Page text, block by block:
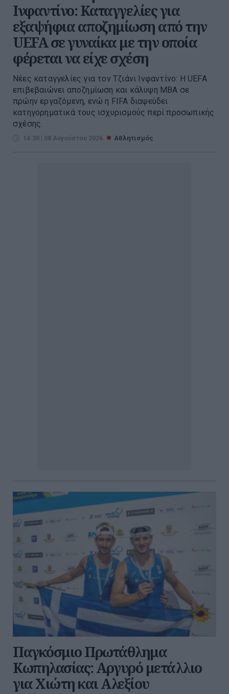
Ινφαντίνο: Καταγγελίες για
εξαψήφια αποζημίωση από την
UEFA σε γυναίκα με την οποία
φέρεται να είχε σχέση
Νέες καταγγελίες για τον Τζιάνι Ινφαντίνο: Η UEFA
επιβεβαιώνει αποζημίωση και κάλυψη MBA σε
πρώην εργαζόμενη, ενώ η FIFA διαψεύδει
κατηγορηματικά τους ισχυρισμούς περί προσωπικής
σχέσης.
14:30 | 08 Αυγούστου 2026 Αθλητισμός
Παγκόσμιο Πρωτάθλημα
Κωπηλασίας: Αργυρό μετάλλιο
για Χιώτη και Αλεξίου